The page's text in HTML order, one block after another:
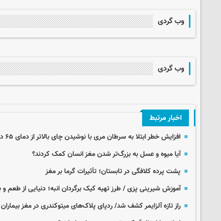
وب گردی
وب گردی
اخبار مرتبط
افزایش خطر ابتلا به سرطان مری با نوشیدن چای بالاتر از دمای ۶۵ درجه
آیا میوه و عسل به بزرگ‌تر شدن مغز انسان کمک کردند؟
پشت پرده کلافگی در تابستان؛ تأثیرات گرما بر مغز
آموزش شیرینی پزی / طرز تهیه کیک برگردان انبه؛ دنیایی از طعم و
راز تازه آلزایمر کشف شد/ ردپای پلاک‌های میتوکندری در مغز بیماران